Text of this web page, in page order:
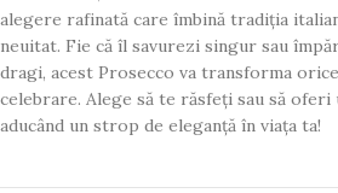
alegere rafinată care îmbină tradiția
neuitat. Fie că îl savurezi singur sau
dragi, acest Prosecco va transforma
celebrare. Alege să te răsfeți sau să oferi
aducând un strop de eleganță în viața ta!